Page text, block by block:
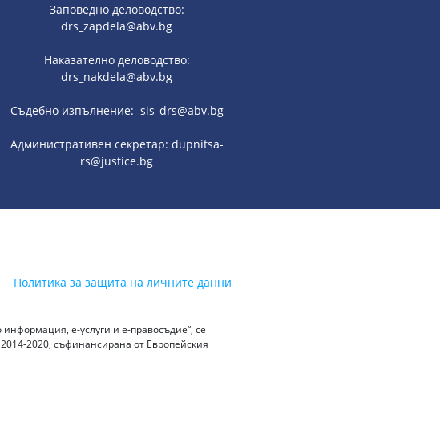
Заповедно деловодство:
drs_zapdela@abv.bg
Наказателно деловодство:
drs_nakdela@abv.bg
Съдебно изпълнение: sis_drs@abv.bg
Административен секретар: dupnitsa-
rs@justice.bg
Политика за защита на личните данни
е-услуги и е-правосъдие“, се
2020, съфинансирана от Европейския